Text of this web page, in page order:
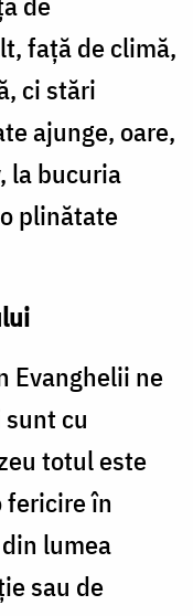
faţă de climă,
ci stări
ajunge, oare,
la bucuria
plinătate
Evanghelii ne
cu
totul este
fericire în
lumea
sau de